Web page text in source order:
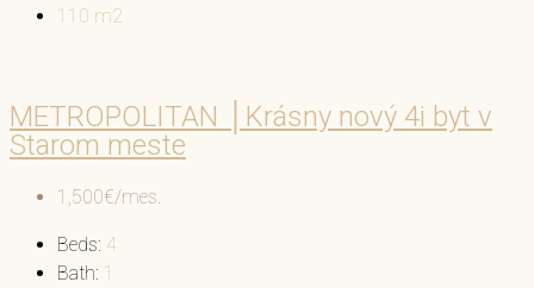
110 m2
METROPOLITAN │Krásny nový 4i byt v
Starom meste
1,500€/mes.
Beds: 4
Bath: 1